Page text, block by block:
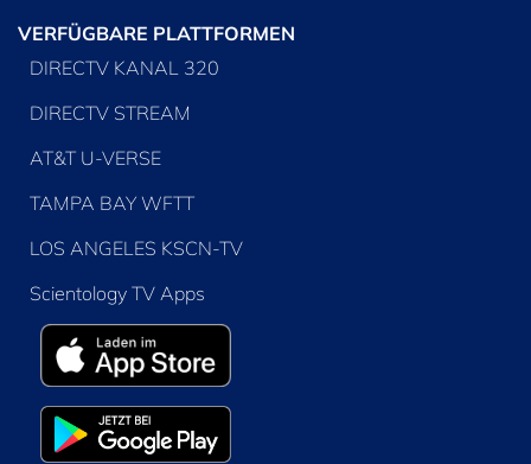
VERFÜGBARE PLATTFORMEN
DIRECTV KANAL 320
DIRECTV STREAM
AT&T U-VERSE
TAMPA BAY WFTT
LOS ANGELES KSCN-TV
Scientology TV Apps